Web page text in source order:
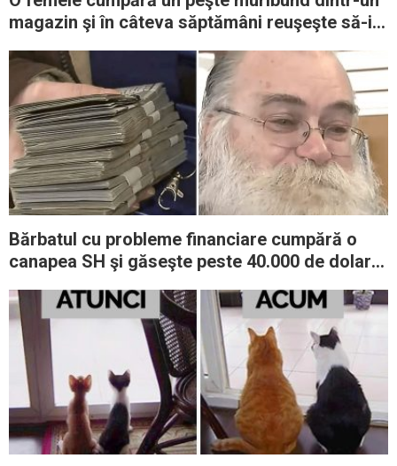
magazin şi în câteva săptămâni reuşeşte să-i
Bărbatul cu probleme financiare cumpără o
canapea SH şi găseşte peste 40.000 de dolari
bănuţ